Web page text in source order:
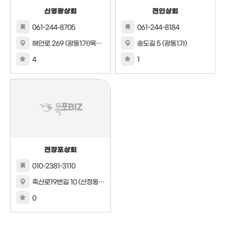
신영광상회
061-244-8705
해안로 269 (광동1가)목포종합수산시장 내
4
전인상회
061-244-8184
송도길 5 (광동1가)
1
전장포상회
010-2381-3110
죽산로19번길 10 (산정동)1층
0